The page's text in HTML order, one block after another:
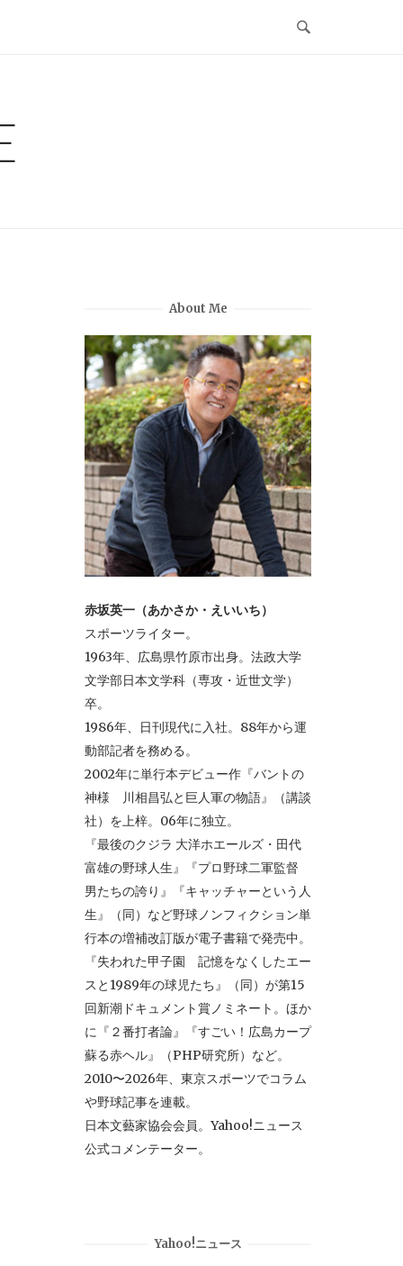
About Me
赤坂英一（あかさか・えいいち）
スポーツライター。
1963年、広島県竹原市出身。法政大学
文学部日本文学科（専攻・近世文学）
卒。
1986年、日刊現代に入社。88年から運
動部記者を務める。
2002年に単行本デビュー作『バントの
神様 川相昌弘と巨人軍の物語』（講談
社）を上梓。06年に独立。
『最後のクジラ 大洋ホエールズ・田代
富雄の野球人生』『プロ野球二軍監督
男たちの誇り』『キャッチャーという人
生』（同）など野球ノンフィクション単
行本の増補改訂版が電子書籍で発売中。
『失われた甲子園 記憶をなくしたエー
スと1989年の球児たち』（同）が第15
回新潮ドキュメント賞ノミネート。ほか
に『２番打者論』『すごい！広島カープ
蘇る赤ヘル』（PHP研究所）など。
2010〜2026年、東京スポーツでコラム
や野球記事を連載。
日本文藝家協会会員。Yahoo!ニュース
公式コメンテーター。
Yahoo!ニュース